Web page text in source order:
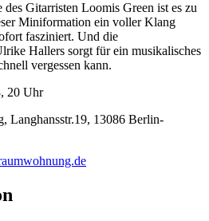
Gitarristen Loomis Green ist es zu
Miniformation ein voller Klang
fasziniert. Und die
Hallers sorgt für ein musikalisches
vergessen kann.
20 Uhr
Langhansstr.19, 13086 Berlin-